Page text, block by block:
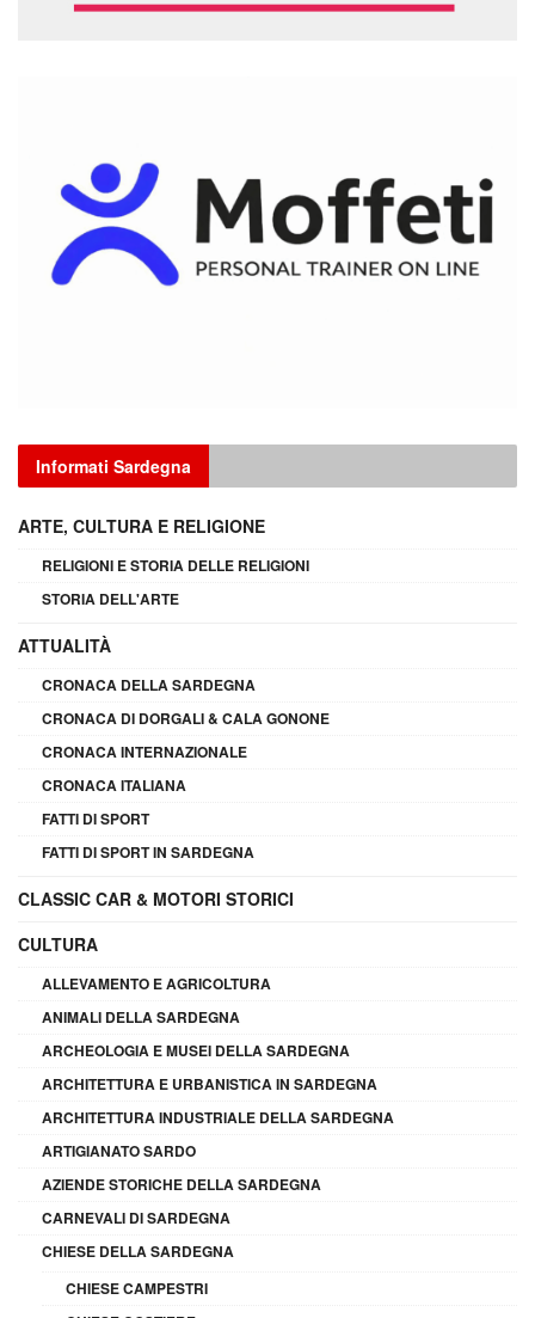
Informati Sardegna
ARTE, CULTURA E RELIGIONE
RELIGIONI E STORIA DELLE RELIGIONI
STORIA DELL'ARTE
ATTUALITÀ
CRONACA DELLA SARDEGNA
CRONACA DI DORGALI & CALA GONONE
CRONACA INTERNAZIONALE
CRONACA ITALIANA
FATTI DI SPORT
FATTI DI SPORT IN SARDEGNA
CLASSIC CAR & MOTORI STORICI
CULTURA
ALLEVAMENTO E AGRICOLTURA
ANIMALI DELLA SARDEGNA
ARCHEOLOGIA E MUSEI DELLA SARDEGNA
ARCHITETTURA E URBANISTICA IN SARDEGNA
ARCHITETTURA INDUSTRIALE DELLA SARDEGNA
ARTIGIANATO SARDO
AZIENDE STORICHE DELLA SARDEGNA
CARNEVALI DI SARDEGNA
CHIESE DELLA SARDEGNA
CHIESE CAMPESTRI